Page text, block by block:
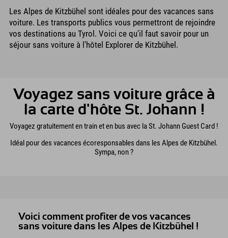
Les Alpes de Kitzbühel sont idéales pour des vacances sans
voiture. Les transports publics vous permettront de rejoindre
vos destinations au Tyrol. Voici ce qu'il faut savoir pour un
séjour sans voiture à l'hôtel Explorer de Kitzbühel.
Voyagez sans voiture grâce à
la carte d'hôte St. Johann !
Voyagez gratuitement en train et en bus avec la St. Johann Guest Card !
Idéal pour des vacances écoresponsables dans les Alpes de Kitzbühel.
Sympa, non ?
Voici comment profiter de vos vacances
sans voiture dans les Alpes de Kitzbühel !